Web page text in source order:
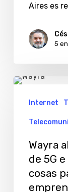
Aires es
5
Wayra
abreInternet
Wayra
de 5G
cosas